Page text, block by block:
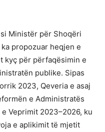
Ministër për Shoqëri
propozuar heqjen e
kyç për përfaqësimin e
publike. Sipas
2023, Qeveria e asaj
e Administratës
Veprimit 2023–2026, ku
e aplikimit të mjetit